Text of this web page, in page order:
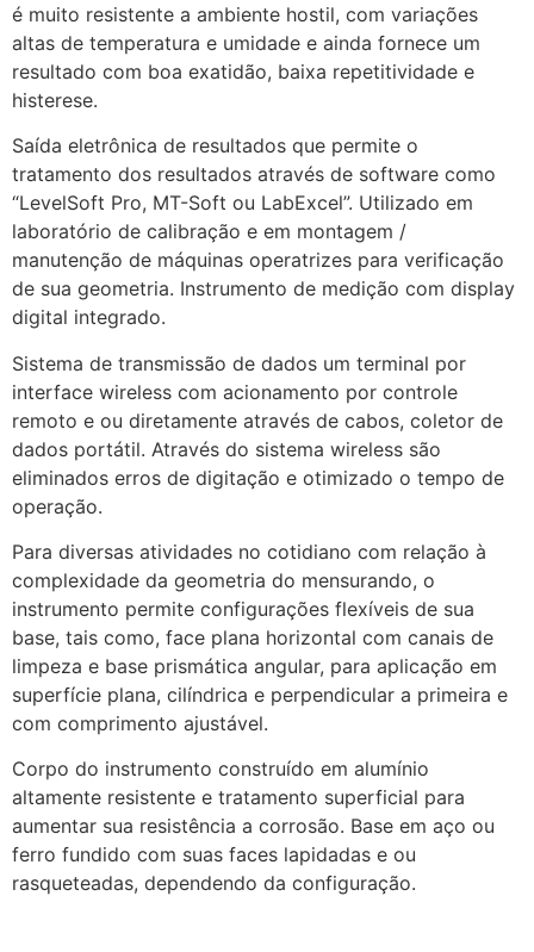
é muito resistente a ambiente hostil, com variações
altas de temperatura e umidade e ainda fornece um
resultado com boa exatidão, baixa repetitividade e
histerese.
Saída eletrônica de resultados que permite o
tratamento dos resultados através de software como
“LevelSoft Pro, MT-Soft ou LabExcel”. Utilizado em
laboratório de calibração e em montagem /
manutenção de máquinas operatrizes para verificação
de sua geometria. Instrumento de medição com display
digital integrado.
Sistema de transmissão de dados um terminal por
interface wireless com acionamento por controle
remoto e ou diretamente através de cabos, coletor de
dados portátil. Através do sistema wireless são
eliminados erros de digitação e otimizado o tempo de
operação.
Para diversas atividades no cotidiano com relação à
complexidade da geometria do mensurando, o
instrumento permite configurações flexíveis de sua
base, tais como, face plana horizontal com canais de
limpeza e base prismática angular, para aplicação em
superfície plana, cilíndrica e perpendicular a primeira e
com comprimento ajustável.
Corpo do instrumento construído em alumínio
altamente resistente e tratamento superficial para
aumentar sua resistência a corrosão. Base em aço ou
ferro fundido com suas faces lapidadas e ou
rasqueteadas, dependendo da configuração.